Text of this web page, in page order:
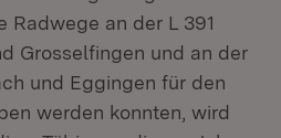
Radwege an der L 391
Grosselfingen und an der
und Eggingen für den
werden konnten, wird